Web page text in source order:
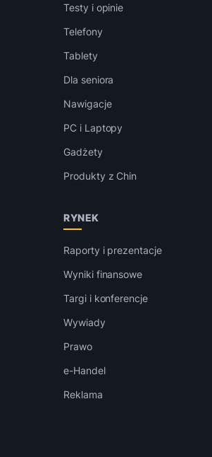
Testy i opinie
Telefony
Tablety
Dla seniora
Nawigacje
PC i Laptopy
Gadżety
Produkty z Chin
RYNEK
Raporty i prezentacje
Wyniki finansowe
Targi i konferencje
Wywiady
Prawo
e-Handel
Reklama